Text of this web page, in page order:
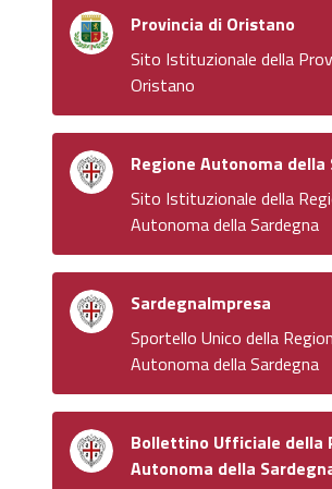
Provincia di Oristano
Sito Istituzionale della
Oristano
Regione Autonoma della
Sito Istituzionale della
Autonoma della Sardegna
SardegnaImpresa
Sportello Unico della
Autonoma della Sardegna
Bollettino Ufficiale della
Autonoma della